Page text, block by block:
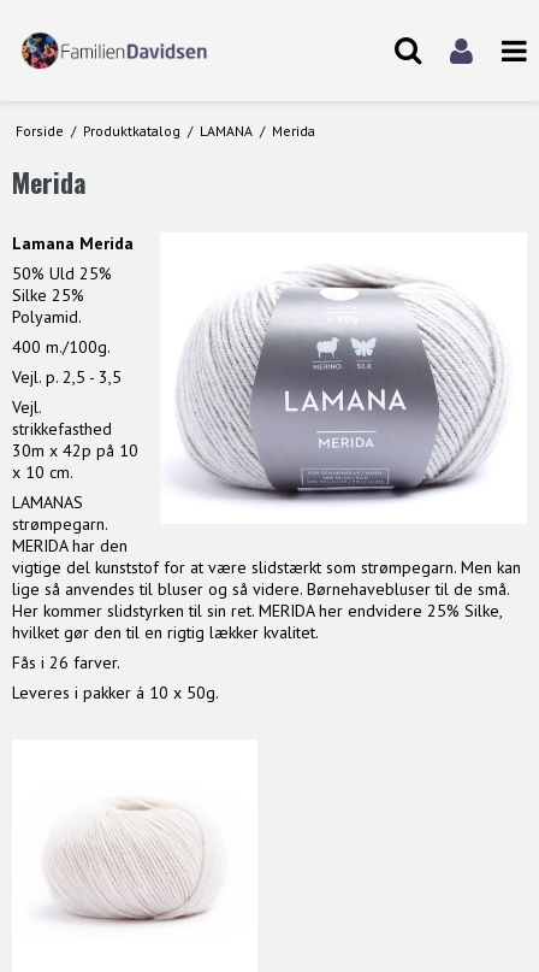
Forside / Produktkatalog / LAMANA / Merida
Merida
Lamana Merida
50% Uld 25%
Silke 25%
Polyamid.
400 m./100g.
Vejl. p. 2,5 - 3,5
Vejl.
strikkefasthed
30m x 42p på 10
x 10 cm.
LAMANAS
strømpegarn.
MERIDA har den
vigtige del kunststof for at være slidstærkt som strømpegarn. Men kan
lige så anvendes til bluser og så videre. Børnehavebluser til de små.
Her kommer slidstyrken til sin ret. MERIDA her endvidere 25% Silke,
hvilket gør den til en rigtig lækker kvalitet.
Fås i 26 farver.
Leveres i pakker á 10 x 50g.